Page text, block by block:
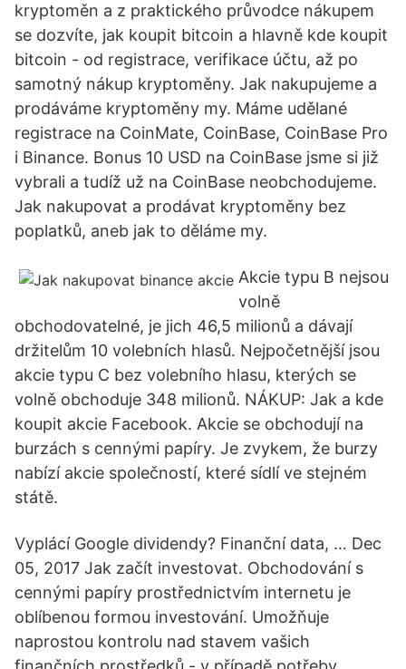
kryptoměn a z praktického průvodce nákupem
se dozvíte, jak koupit bitcoin a hlavně kde koupit
bitcoin - od registrace, verifikace účtu, až po
samotný nákup kryptoměny. Jak nakupujeme a
prodáváme kryptoměny my. Máme udělané
registrace na CoinMate, CoinBase, CoinBase Pro
i Binance. Bonus 10 USD na CoinBase jsme si již
vybrali a tudíž už na CoinBase neobchodujeme.
Jak nakupovat a prodávat kryptoměny bez
poplatků, aneb jak to děláme my.
Akcie typu B nejsou
volně
obchodovatelné, je jich 46,5 milionů a dávají
držitelům 10 volebních hlasů. Nejpočetnější jsou
akcie typu C bez volebního hlasu, kterých se
volně obchoduje 348 milionů. NÁKUP: Jak a kde
koupit akcie Facebook. Akcie se obchodují na
burzách s cennými papíry. Je zvykem, že burzy
nabízí akcie společností, které sídlí ve stejném
státě.
Vyplácí Google dividendy? Finanční data, … Dec
05, 2017 Jak začít investovat. Obchodování s
cennými papíry prostřednictvím internetu je
oblíbenou formou investování. Umožňuje
naprostou kontrolu nad stavem vašich